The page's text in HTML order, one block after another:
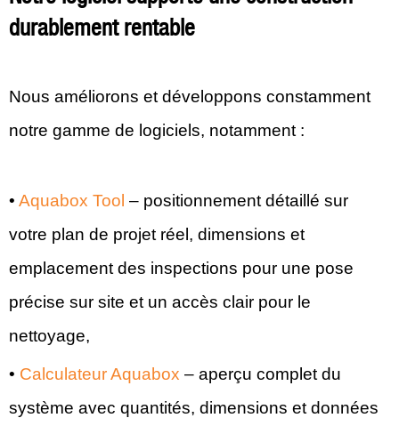
durablement rentable
Nous améliorons et développons constamment
notre gamme de logiciels, notamment :
• Aquabox Tool – positionnement détaillé sur
votre plan de projet réel, dimensions et
emplacement des inspections pour une pose
précise sur site et un accès clair pour le
nettoyage,
• Calculateur Aquabox – aperçu complet du
système avec quantités, dimensions et données